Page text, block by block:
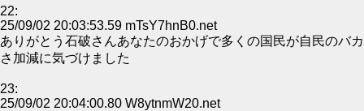
22:
25/09/02 20:03:53.59 mTsY7hnB0.net
ありがとう石破さんあなたのおかげで多くの国民が自民のバカ
さ加減に気づけました
23:
25/09/02 20:04:00.80 W8ytnmW20.net